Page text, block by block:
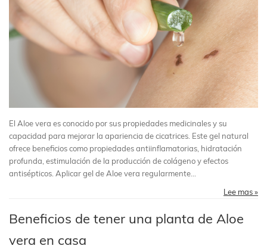
El Aloe vera es conocido por sus propiedades medicinales y su
capacidad para mejorar la apariencia de cicatrices. Este gel natural
ofrece beneficios como propiedades antiinflamatorias, hidratación
profunda, estimulación de la producción de colágeno y efectos
antisépticos. Aplicar gel de Aloe vera regularmente...
Lee mas »
Beneficios de tener una planta de Aloe
vera en casa